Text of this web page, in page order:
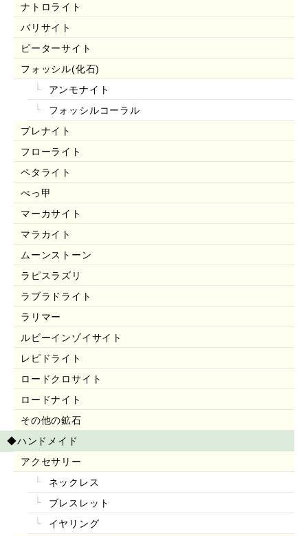
ナトロライト
バリサイト
ピーターサイト
フォッシル(化石)
アンモナイト
フォッシルコーラル
プレナイト
フローライト
ペタライト
べっ甲
マーカサイト
マラカイト
ムーンストーン
ラピスラズリ
ラブラドライト
ラリマー
ルビーインゾイサイト
レピドライト
ロードクロサイト
ロードナイト
その他の鉱石
◆ハンドメイド
アクセサリー
ネックレス
ブレスレット
イヤリング